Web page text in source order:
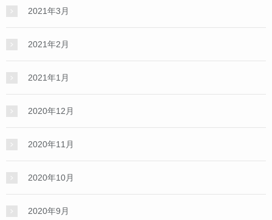
2021年3月
2021年2月
2021年1月
2020年12月
2020年11月
2020年10月
2020年9月